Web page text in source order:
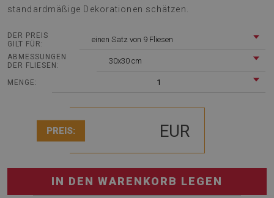
standardmäßige Dekorationen schätzen.
DER PREIS
GILT FÜR:
einen Satz von 9 Fliesen
ABMESSUNGEN
DER FLIESEN:
30x30 cm
MENGE: 1
PREIS: EUR
IN DEN WARENKORB LEGEN